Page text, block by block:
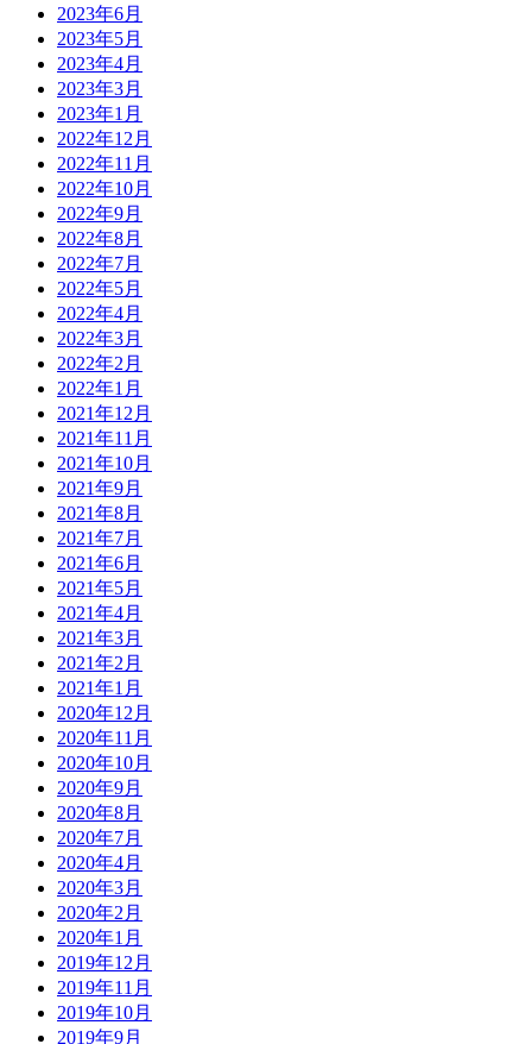
2023年6月
2023年5月
2023年4月
2023年3月
2023年1月
2022年12月
2022年11月
2022年10月
2022年9月
2022年8月
2022年7月
2022年5月
2022年4月
2022年3月
2022年2月
2022年1月
2021年12月
2021年11月
2021年10月
2021年9月
2021年8月
2021年7月
2021年6月
2021年5月
2021年4月
2021年3月
2021年2月
2021年1月
2020年12月
2020年11月
2020年10月
2020年9月
2020年8月
2020年7月
2020年4月
2020年3月
2020年2月
2020年1月
2019年12月
2019年11月
2019年10月
2019年9月